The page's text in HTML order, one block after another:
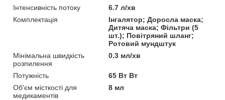
Інтенсивність потоку
6.7 л/хв
Комплектація
Інгалятор; Доросла маска;
Дитяча маска; Фільтри (5
шт.); Повітряний шланг;
Ротовий мундштук
Мінімальна швидкість
розпилення
0.3 мл/хв
Потужність
65 Вт Вт
Об'єм місткості для
медикаментів
8 мл